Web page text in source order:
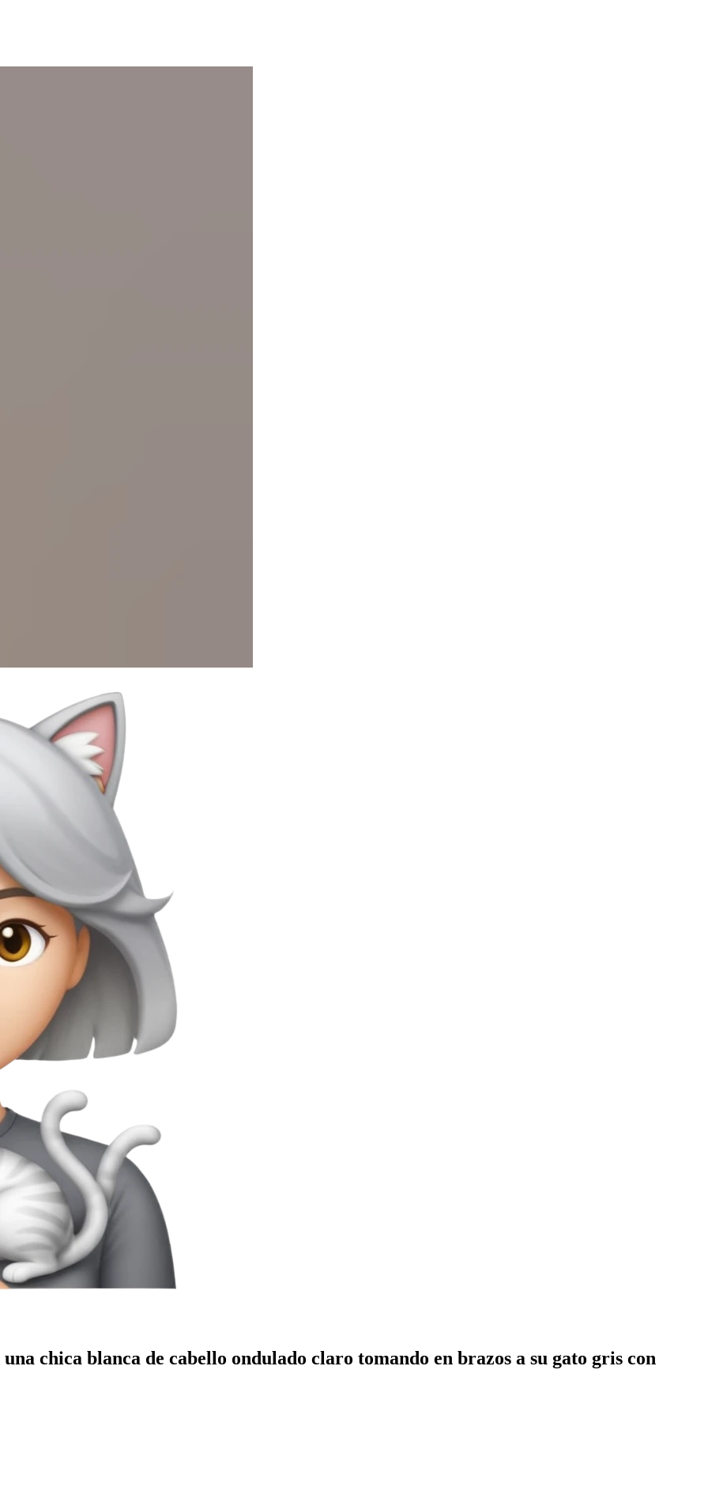
chica blanca de cabello ondulado claro tomando en brazos a su gato gris con